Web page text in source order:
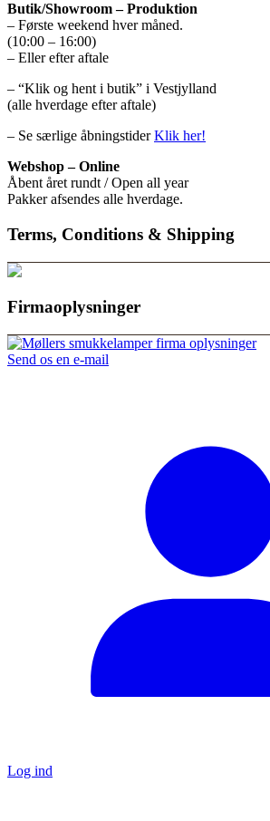
Butik/Showroom – Produktion
– Første weekend hver måned.
(10:00 – 16:00)
– Eller efter aftale
– “Klik og hent i butik” i Vestjylland
(alle hverdage efter aftale)
– Se særlige åbningstiderKlik her!
Webshop – Online
Åbent året rundt / Open all year
Pakker afsendes alle hverdage.
Terms, Conditions & Shipping
Firmaoplysninger
Send os en e-mail
Log ind